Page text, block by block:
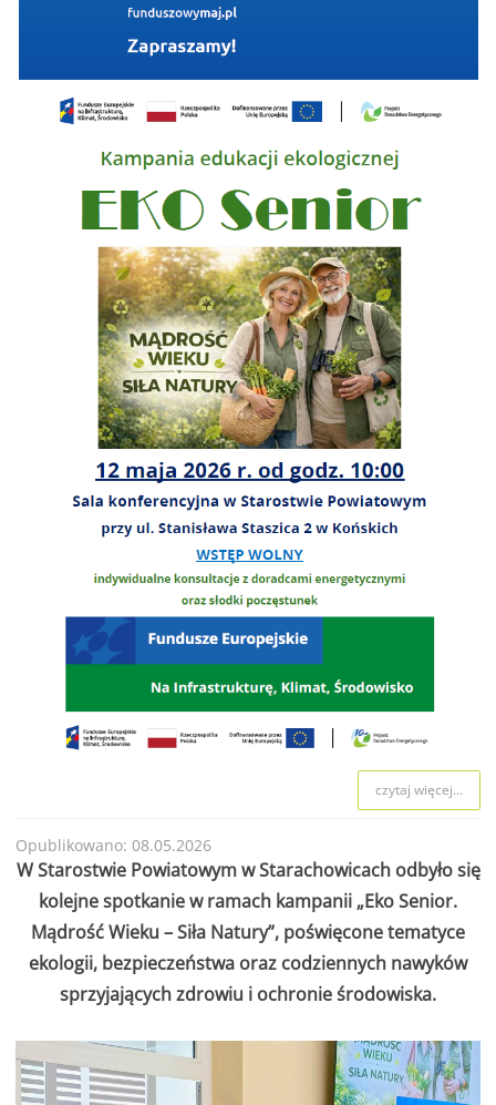
czytaj więcej...
Opublikowano: 08.05.2026
W Starostwie Powiatowym w Starachowicach odbyło się
kolejne spotkanie w ramach kampanii „Eko Senior.
Mądrość Wieku – Siła Natury”, poświęcone tematyce
ekologii, bezpieczeństwa oraz codziennych nawyków
sprzyjających zdrowiu i ochronie środowiska.